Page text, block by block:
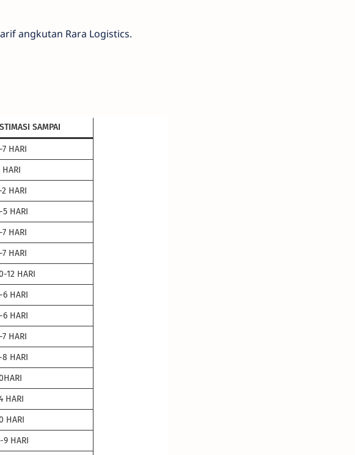
angkutan Rara Logistics.
SAMPAI
7 HARI
2 HARI
5 HARI
7 HARI
7 HARI
12 HARI
6 HARI
6 HARI
7 HARI
8 HARI
HARI
HARI
9 HARI